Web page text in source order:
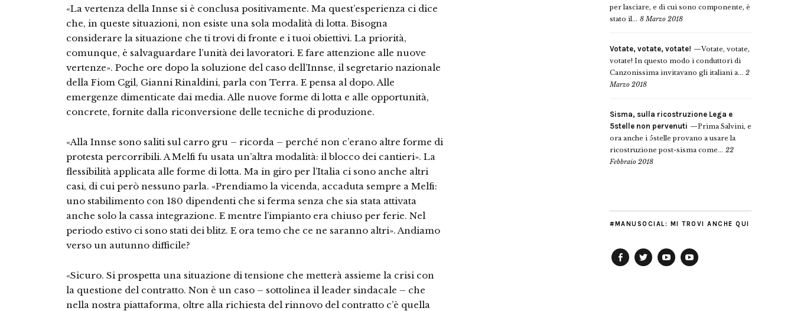
«La vertenza della Innse si è conclusa positivamente. Ma quest’esperienza ci dice
che, in queste situazioni, non esiste una sola modalità di lotta. Bisogna
considerare la situazione che ti trovi di fronte e i tuoi obiettivi. La priorità,
comunque, è salvaguardare l’unità dei lavoratori. E fare attenzione alle nuove
vertenze». Poche ore dopo la soluzione del caso dell’Innse, il segretario nazionale
della Fiom Cgil, Gianni Rinaldini, parla con Terra. E pensa al dopo. Alle
emergenze dimenticate dai media. Alle nuove forme di lotta e alle opportunità,
concrete, fornite dalla riconversione delle tecniche di produzione.
«Alla Innse sono saliti sul carro gru – ricorda – perché non c’erano altre forme di
protesta percorribili. A Melfi fu usata un’altra modalità: il blocco dei cantieri». La
flessibilità applicata alle forme di lotta. Ma in giro per l’Italia ci sono anche altri
casi, di cui però nessuno parla. «Prendiamo la vicenda, accaduta sempre a Melfi:
uno stabilimento con 180 dipendenti che si ferma senza che sia stata attivata
anche solo la cassa integrazione. E mentre l’impianto era chiuso per ferie. Nel
periodo estivo ci sono stati dei blitz. E ora temo che ce ne saranno altri». Andiamo
verso un autunno difficile?
«Sicuro. Si prospetta una situazione di tensione che metterà assieme la crisi con
la questione del contratto. Non è un caso – sottolinea il leader sindacale – che
nella nostra piattaforma, oltre alla richiesta del rinnovo del contratto c’è quella
per lasciare, e di cui sono componente, è
stato il... 8 Marzo 2018
Votate, votate, votate!
Votate, votate,
votate! In questo modo i conduttori di
Canzonissima invitavano gli italiani a... 2
Marzo 2018
Sisma, sulla ricostruzione Lega e
5stelle non pervenuti
Prima Salvini, e
ora anche i 5stelle provano a usare la
ricostruzione post-sisma come... 22
Febbraio 2018
#MANUSOCIAL: MI TROVI ANCHE QUI